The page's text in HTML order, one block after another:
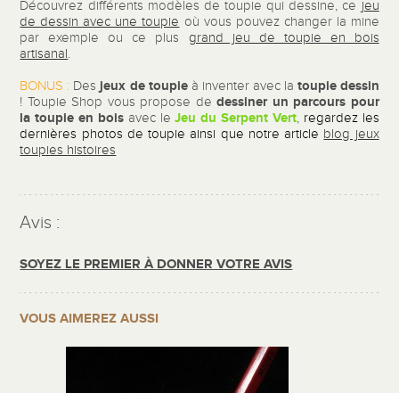
Découvrez différents modèles de toupie qui dessine, ce jeu
de dessin avec une toupie où vous pouvez changer la mine
par exemple ou ce plus grand jeu de toupie en bois
artisanal.
BONUS : Des jeux de toupieà inventer avec la toupie dessin
! Toupie Shop vous propose dedessiner un parcours pour
la toupie en boisavec leJeu du Serpent Vert, regardez les
dernières photos de toupie ainsi que notre article blog jeux
toupies histoires
Avis :
SOYEZ LE PREMIER À DONNER VOTRE AVIS
VOUS AIMEREZ AUSSI